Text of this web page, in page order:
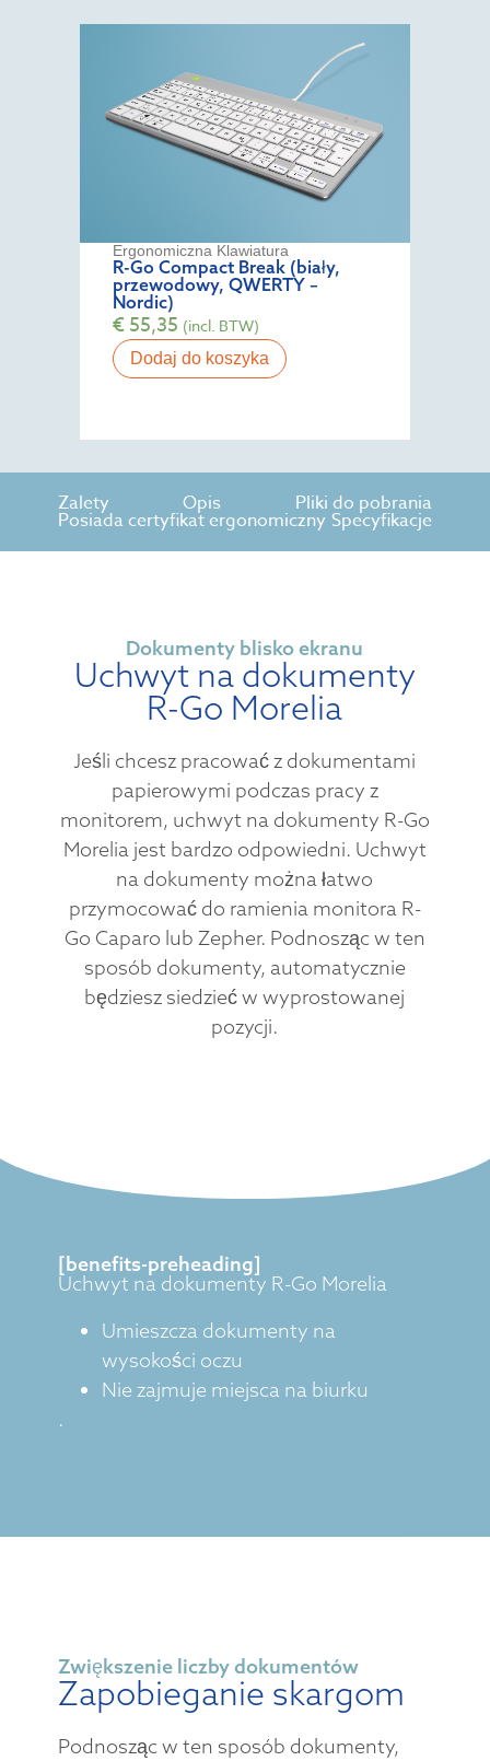
Ergonomiczna Klawiatura
R-Go Compact Break (biały,
przewodowy, QWERTY –
Nordic)
€55,35 (incl. BTW)
Dodaj do koszyka
Zalety Opis Pliki do pobrania
Posiada certyfikat ergonomiczny Specyfikacje
Dokumenty blisko ekranu
Uchwyt na dokumenty
R-Go Morelia
Jeśli chcesz pracować z dokumentami
papierowymi podczas pracy z
monitorem, uchwyt na dokumenty R-Go
Morelia jest bardzo odpowiedni. Uchwyt
na dokumenty można łatwo
przymocować do ramienia monitora R-
Go Caparo lub Zepher. Podnosząc w ten
sposób dokumenty, automatycznie
będziesz siedzieć w wyprostowanej
pozycji.
[benefits-preheading]
Uchwyt na dokumenty R-Go Morelia
Umieszcza dokumenty na
wysokości oczu
Nie zajmuje miejsca na biurku
.
Zwiększenie liczby dokumentów
Zapobieganie skargom
Podnosząc w ten sposób dokumenty,